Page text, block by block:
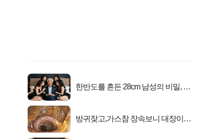
한반도를 흔든 28cm 남성의 비밀, 매
방귀잦고,가스참 장속보니 대장이아